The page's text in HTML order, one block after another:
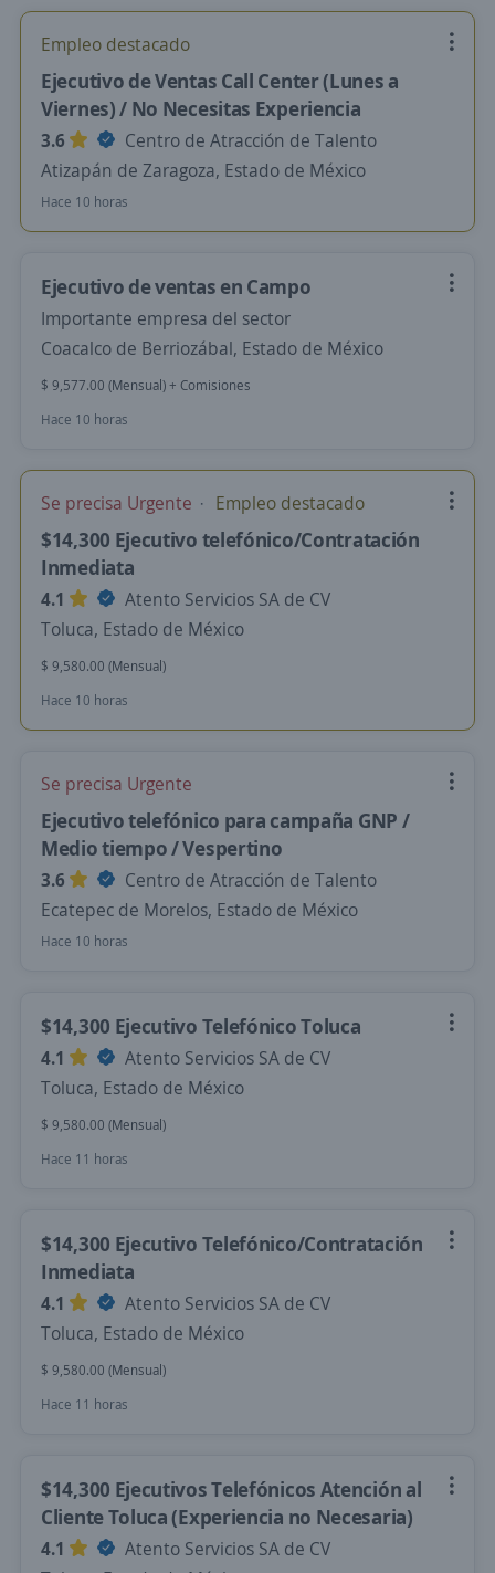
Empleo destacado
Ejecutivo de Ventas Call Center (Lunes a
Viernes) / No Necesitas Experiencia
3.6
Centro de Atracción de Talento
Atizapán de Zaragoza, Estado de México
Hace 10 horas
Ejecutivo de ventas en Campo
Importante empresa del sector
Coacalco de Berriozábal, Estado de México
$ 9,577.00 (Mensual) + Comisiones
Hace 10 horas
Se precisa Urgente Empleo destacado
$14,300 Ejecutivo telefónico/Contratación
Inmediata
4.1
Atento Servicios SA de CV
Toluca, Estado de México
$ 9,580.00 (Mensual)
Hace 10 horas
Se precisa Urgente
Ejecutivo telefónico para campaña GNP /
Medio tiempo / Vespertino
3.6
Centro de Atracción de Talento
Ecatepec de Morelos, Estado de México
Hace 10 horas
$14,300 Ejecutivo Telefónico Toluca
4.1
Atento Servicios SA de CV
Toluca, Estado de México
$ 9,580.00 (Mensual)
Hace 11 horas
$14,300 Ejecutivo Telefónico/Contratación
Inmediata
4.1
Atento Servicios SA de CV
Toluca, Estado de México
$ 9,580.00 (Mensual)
Hace 11 horas
$14,300 Ejecutivos Telefónicos Atención al
Cliente Toluca (Experiencia no Necesaria)
4.1
Atento Servicios SA de CV